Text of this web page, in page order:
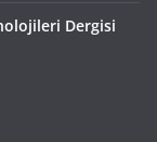
Dergisi